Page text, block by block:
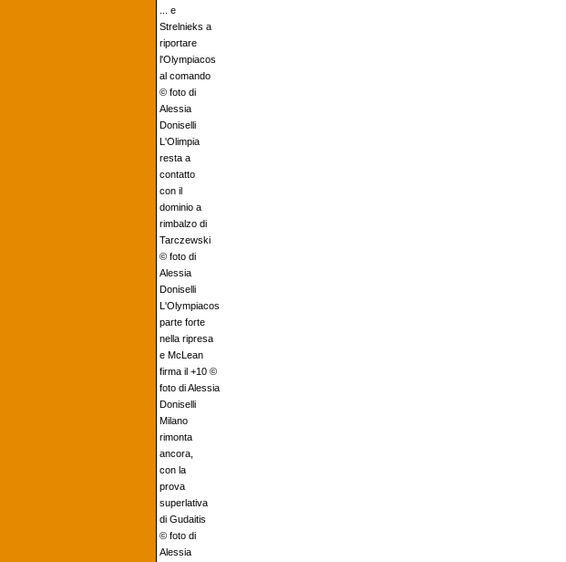
... e
Strelnieks a
riportare
l'Olympiacos
al comando
© foto di
Alessia
Doniselli
L'Olimpia
resta a
contatto
con il
dominio a
rimbalzo di
Tarczewski
© foto di
Alessia
Doniselli
L'Olympiacos
parte forte
nella ripresa
e McLean
firma il +10 ©
foto di Alessia
Doniselli
Milano
rimonta
ancora,
con la
prova
superlativa
di Gudaitis
© foto di
Alessia